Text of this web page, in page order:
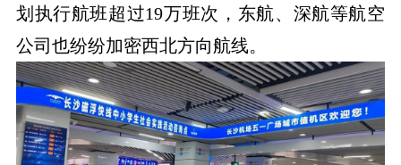
划执行航班超过19万班次，东航、深航等航空
公司也纷纷加密西北方向航线。